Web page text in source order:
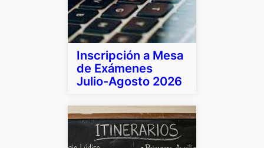
Inscripción a Mesa
de Exámenes
Julio-Agosto 2026